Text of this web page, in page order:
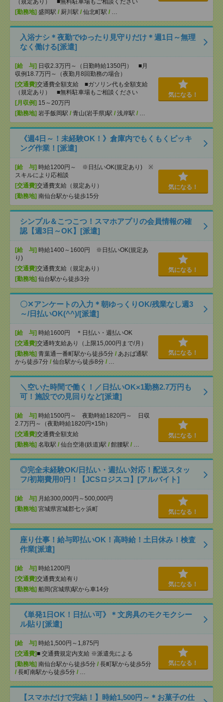
（規定あり） ■無料駐車場もご相談ください
[勤務地] 盛岡駅 / 厨川駅 / 仙北町駅 / …
入浴ナシ＊夜勤でゆったり見守りだけ＊週1日～無理
なく働ける[派遣]
[給 与] 日収2.3万円～（日勤時給1350円） ■月
収例18.7万円～（夜勤月8回勤務の場合）
[交通費]交通費全額支給 ■ガソリン代も全額支給
（規定あり） ■無料駐車場もご相談ください
[月収例] 15～20万円
[勤務地] 岩手飯岡駅 / 青山(岩手県)駅 / 浅岸駅 / …
気になる！
《週4日～！未経験OK！》倉庫内でもくもくピッキ
ング作業！[派遣]
[給 与] 時給1200円～ ※日払いOK(規定あり) ※
スキルにより応相談
[交通費]交通費支給（規定あり）
[勤務地] 南仙台駅から徒歩15分
気になる！
シンプル＆こつこつ！スマホアプリの会員情報の確
認【週3日～OK】[派遣]
[給 与] 時給1400～1600円 ※日払いOK(規定あ
り)
[交通費]交通費支給（規定あり）
[勤務地] 仙台駅から徒歩3分
気になる！
〇✕アンケートの入力＊朝ゆっくりOK/残業なし週3
～/日払いOK(^^)/[派遣]
[給 与] 時給1600円 ＊日払い・週払いOK
[交通費]交通時支給あり（上限15,000円まで/月）
[勤務地] 青葉通一番町駅から徒歩5分 / あおば通駅
から徒歩7分 / 仙台駅から徒歩8分 / …
気になる！
＼空いた時間で働く！／日払いOK×1勤務2.7万円も
可！施設での見回りなど[派遣]
[給 与] 時給1500円～ 夜勤時給1820円～ 日収
2.7万円～（夜勤時給1820円×15h）
[交通費]交通費全額支給
[勤務地] 名取駅 / 仙台空港(鉄道)駅 / 館腰駅 / …
気になる！
◎完全未経験OK/日払い・週払い対応！配送スタッ
フ/初期費用0円！【JCSロジスコ】[アルバイト]
[給 与] 月給300,000円～500,000円
[勤務地] 宮城県宮城郡七ヶ浜町 気になる！
座り仕事！給与即払いOK！高時給！土日休み！検査
作業[派遣]
[給 与] 時給1200円
[交通費]交通費支給有り
[勤務地] 船岡(宮城県)駅から車14分
気になる！
《単発1日OK！日払い可》＊文房具のモクモクシー
ル貼り[派遣]
[給 与] 時給1,500円～1,875円
[交通費]■ 交通費規定内支給 ※派遣先による
[勤務地] 南仙台駅から徒歩5分 / 長町駅から徒歩5分
/ 長町南駅から徒歩5分 / …
気になる！
【スマホだけで完結！】時給1,500円～＊お菓子の仕